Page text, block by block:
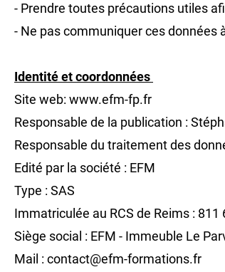
- Prendre toutes précautions utiles
- Ne pas communiquer ces données
Identité et coordonnées
Site web: www.efm-fp.fr
Responsable de la publication :
Responsable du traitement des
Edité par la société : EFM
Type : SAS
Immatriculée au RCS de Reims : 811
Siège social : EFM - Immeuble Le
Mail : contact@efm-formations.fr